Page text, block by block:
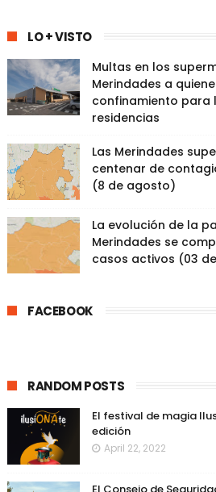
LO + VISTO
Multas en los
Merindades a
confinamiento para
residencias
Las Merindades
centenar de
(8 de agosto)
La evolución de la
Merindades se
casos activos (03
FACEBOOK
RANDOM POSTS
El festival de magia
edición
April 22, 2022